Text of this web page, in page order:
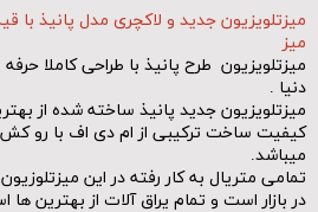
میزتلویزیون جدید و لاکچری مدل پانیذ با
میز
میزتلویزیون طرح پانیذ با طراحی کاملا
دنیا .
میزتلویزیون جدید پانیذ ساخته شده از
کیفیت ساخت ترکیبی از ام دی اف با رو
میباشد.
تمامی متریال به کار رفته در این
در بازار است و تمام یراق آلات از بهترین